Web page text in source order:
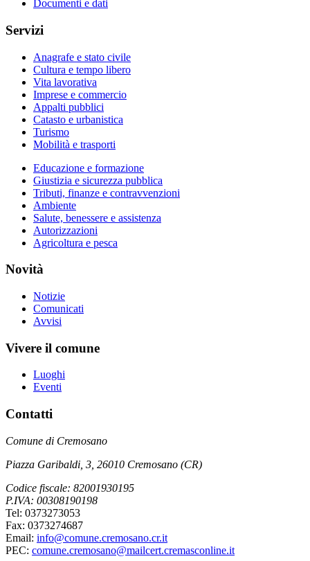
Documenti e dati
Servizi
Anagrafe e stato civile
Cultura e tempo libero
Vita lavorativa
Imprese e commercio
Appalti pubblici
Catasto e urbanistica
Turismo
Mobilità e trasporti
Educazione e formazione
Giustizia e sicurezza pubblica
Tributi, finanze e contravvenzioni
Ambiente
Salute, benessere e assistenza
Autorizzazioni
Agricoltura e pesca
Novità
Notizie
Comunicati
Avvisi
Vivere il comune
Luoghi
Eventi
Contatti
Comune di Cremosano
Piazza Garibaldi, 3, 26010 Cremosano (CR)
Codice fiscale: 82001930195
P.IVA: 00308190198
Tel: 0373273053
Fax: 0373274687
Email: info@comune.cremosano.cr.it
PEC: comune.cremosano@mailcert.cremasconline.it